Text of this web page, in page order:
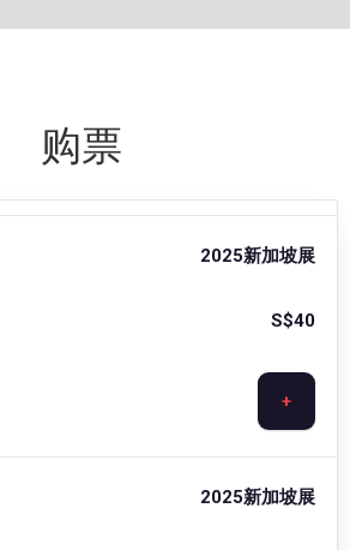
购票
2025新加坡展
S$40
+
2025新加坡展